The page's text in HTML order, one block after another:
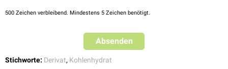
500 Zeichen verbleibend. Mindestens 5 Zeichen benötigt.
Absenden
Stichworte: Derivat, Kohlenhydrat